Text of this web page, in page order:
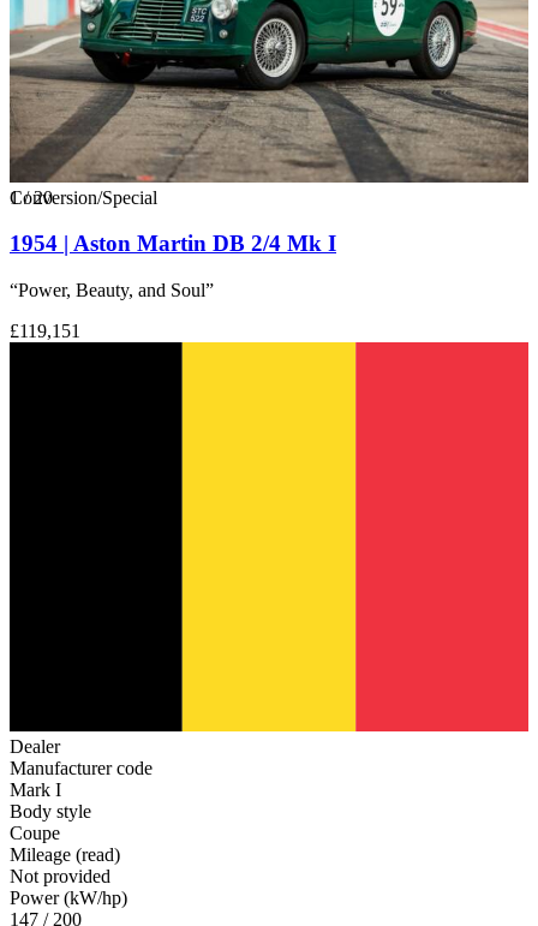
1/20
Conversion/Special
1954 | Aston Martin DB 2/4 Mk I
“Power, Beauty, and Soul”
£119,151
Dealer
Manufacturer code
Mark I
Body style
Coupe
Mileage (read)
Not provided
Power (kW/hp)
147 / 200